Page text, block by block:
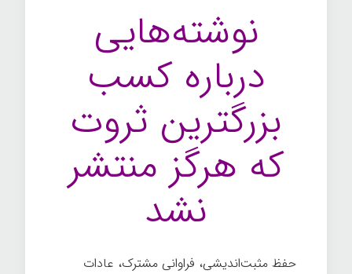
نوشته‌هایی
درباره کسب
بزرگترین ثروت
که هرگز منتشر
نشد
حفظ مثبت‌اندیشی، فراوانی مشترک، عادات